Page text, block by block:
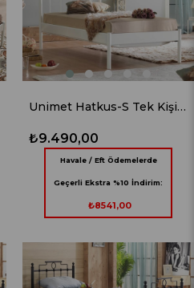
Unimet Hatkus-S Tek Kişilik Ferforje Beyaz Metal Karyola
₺9.490,00
Havale / Eft Ödemelerde
Geçerli Ekstra %10 İndirim:
₺8541,00